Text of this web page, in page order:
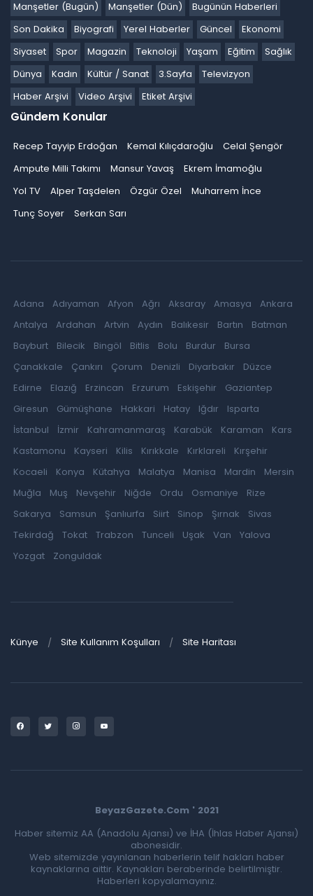
Manşetler (Bugün) Manşetler (Dün)
Bugünün Haberleri
Son Dakika
Biyografi Yerel Haberler Güncel
Ekonomi
Siyaset
Spor Magazin Teknoloji Yaşam Eğitim
Sağlık
Dünya
Kadın Kültür / Sanat 3.Sayfa
Televizyon
Haber Arşivi
Video Arşivi Etiket Arşivi
Gündem Konular
Recep Tayyip Erdoğan Kemal Kılıçdaroğlu
Celal Şengör
Ampute Milli Takımı
Mansur Yavaş
Ekrem İmamoğlu
Yol TV
Alper Taşdelen Özgür Özel
Muharrem İnce
Tunç Soyer
Serkan Sarı
Adana Adıyaman Afyon Ağrı Aksaray Amasya
Ankara
Antalya
Ardahan Artvin Aydın Balıkesir Bartın
Batman
Bayburt
Bilecik Bingöl Bitlis Bolu Burdur
Bursa
Çanakkale
Çankırı Çorum Denizli Diyarbakır
Düzce
Edirne
Elazığ Erzincan Erzurum Eskişehir
Gaziantep
Giresun
Gümüşhane Hakkari Hatay Iğdır
Isparta
İstanbul
İzmir Kahramanmaraş Karabük Karaman
Kars
Kastamonu
Kayseri Kilis Kırıkkale Kırklareli
Kırşehir
Kocaeli
Konya Kütahya Malatya Manisa Mardin
Mersin
Muğla
Muş Nevşehir Niğde Ordu Osmaniye
Rize
Sakarya
Samsun Şanlıurfa Siirt Sinop Şırnak
Sivas
Tekirdağ
Tokat Trabzon Tunceli Uşak Van
Yalova
Yozgat
Zonguldak
Künye Site Kullanım Koşulları Site Haritası
BeyazGazete.Com ' 2021
Haber sitemiz AA (Anadolu Ajansı) ve İHA (İhlas Haber Ajansı)
abonesidir.
Web sitemizde yayınlanan haberlerin telif hakları haber
kaynaklarına aittir. Kaynakları beraberinde belirtilmiştir.
Haberleri kopyalamayınız.